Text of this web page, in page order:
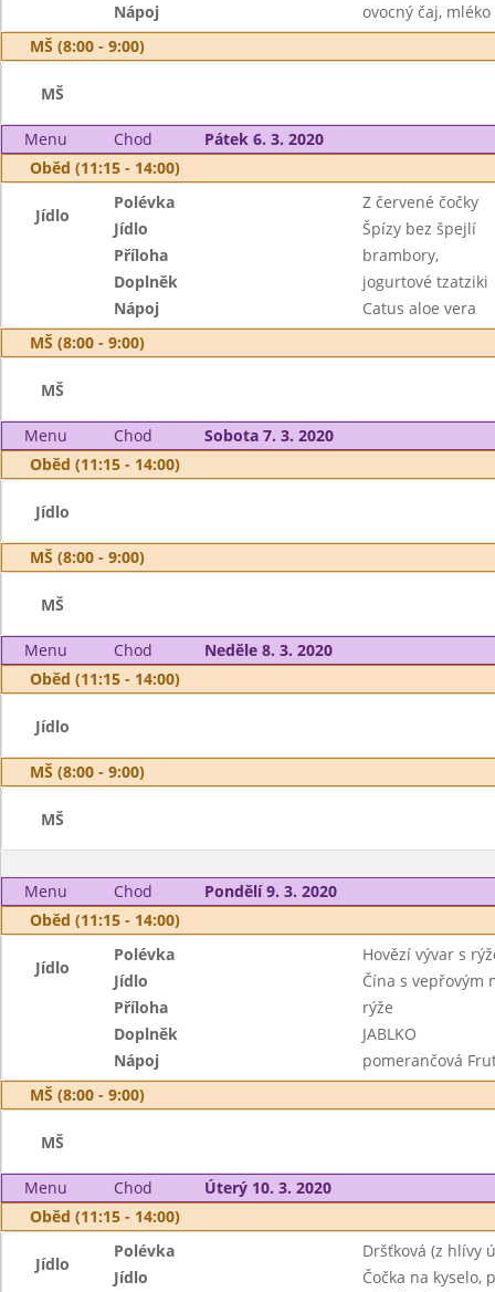
Nápoj
ovocný čaj, mléko
MŠ (8:00 - 9:00)
MŠ
Menu Chod
Pátek 6. 3. 2020
Oběd (11:15 - 14:00)
Jídlo
Polévka
Z červené čočky
Jídlo
Špízy bez špejlí
Příloha
brambory,
Doplněk
jogurtové tzatziki
Nápoj
Catus aloe vera
MŠ (8:00 - 9:00)
MŠ
Menu Chod
Sobota 7. 3. 2020
Oběd (11:15 - 14:00)
Jídlo
MŠ (8:00 - 9:00)
MŠ
Menu Chod
Neděle 8. 3. 2020
Oběd (11:15 - 14:00)
Jídlo
MŠ (8:00 - 9:00)
MŠ
Menu Chod
Pondělí 9. 3. 2020
Oběd (11:15 - 14:00)
Jídlo
Polévka
Hovězí vývar s
Jídlo
Čína s vepřovým
Příloha
rýže
Doplněk
JABLKO
Nápoj
pomerančová
MŠ (8:00 - 9:00)
MŠ
Menu Chod
Úterý 10. 3. 2020
Oběd (11:15 - 14:00)
Jídlo
Polévka
Dršťková (z hlívy
Jídlo
Čočka na kyselo,